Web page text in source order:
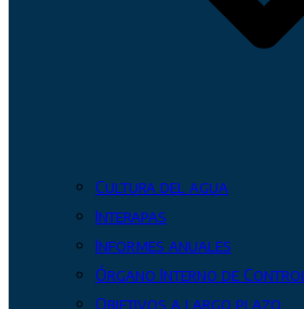
Cultura del agua
Interapas
Informes anuales
Órgano Interno de Control
Objetivos a largo plazo